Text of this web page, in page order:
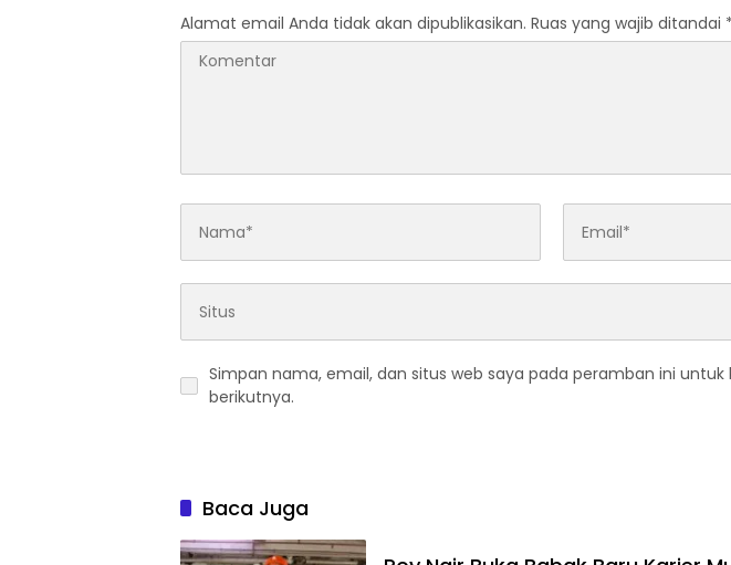
Alamat email Anda tidak akan dipublikasikan. Ruas yang wajib ditandai *
Simpan nama, email, dan situs web saya pada peramban ini
berikutnya.
Baca Juga